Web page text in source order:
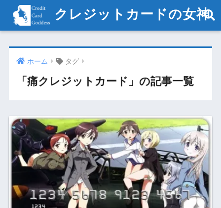
クレジットカードの女神
ホーム タグ
「痛クレジットカード」の記事一覧